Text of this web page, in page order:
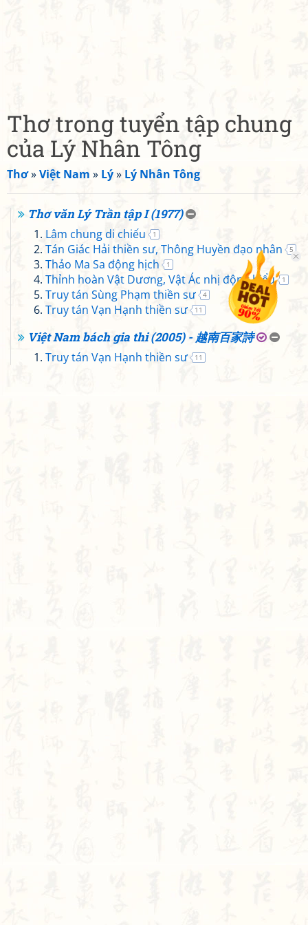
Thơ trong tuyển tập chung
của Lý Nhân Tông
Thơ»Việt Nam » Lý» Lý Nhân Tông
Thơ văn Lý Trần tập I (1977)
Lâm chung di chiếu 1
Tán Giác Hải thiền sư, Thông Huyền đạo nhân 5
Thảo Ma Sa động hịch 1
Thỉnh hoàn Vật Dương, Vật Ác nhị động biểu 1
Truy tán Sùng Phạm thiền sư 4
Truy tán Vạn Hạnh thiền sư 11
Việt Nam bách gia thi (2005) - 越南百家詩
Truy tán Vạn Hạnh thiền sư 11